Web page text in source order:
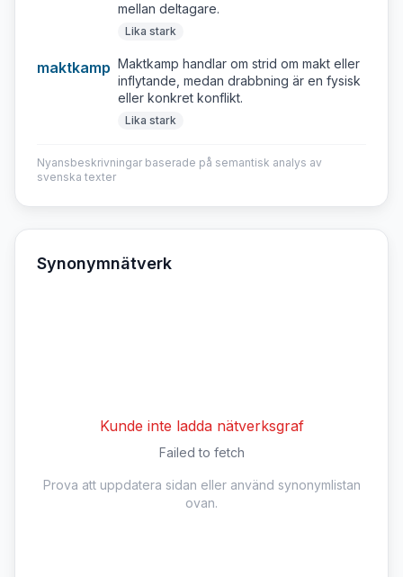
mellan deltagare.
Lika stark
maktkamp Maktkamp handlar om strid om makt eller
inflytande, medan drabbning är en fysisk
eller konkret konflikt.
Lika stark
Nyansbeskrivningar baserade på semantisk analys av
svenska texter
Synonymnätverk
Kunde inte ladda nätverksgraf
Failed to fetch
Prova att uppdatera sidan eller använd synonymlistan
ovan.